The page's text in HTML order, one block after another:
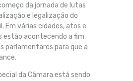
da jornada de lutas
e legalização do
Em várias cidades, atos e
estão acontecendo a fim
parlamentares para que a
da Câmara está sendo